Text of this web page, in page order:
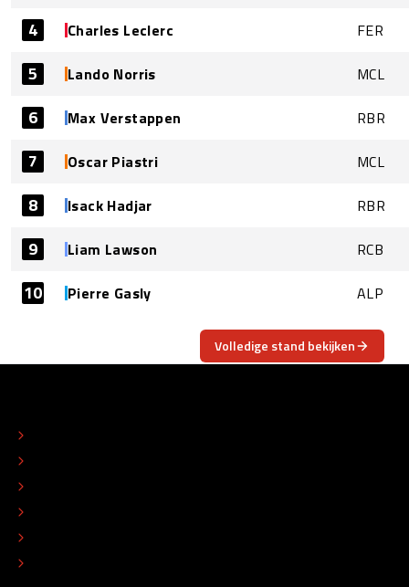
4 Charles Leclerc FER
5 Lando Norris MCL
6 Max Verstappen RBR
7 Oscar Piastri MCL
8 Isack Hadjar RBR
9 Liam Lawson RCB
10 Pierre Gasly ALP
Volledige stand bekijken